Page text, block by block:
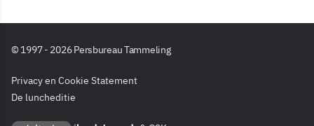
© 1997 - 2026 Persbureau Tammeling
Privacy en Cookie Statement
De luncheditie